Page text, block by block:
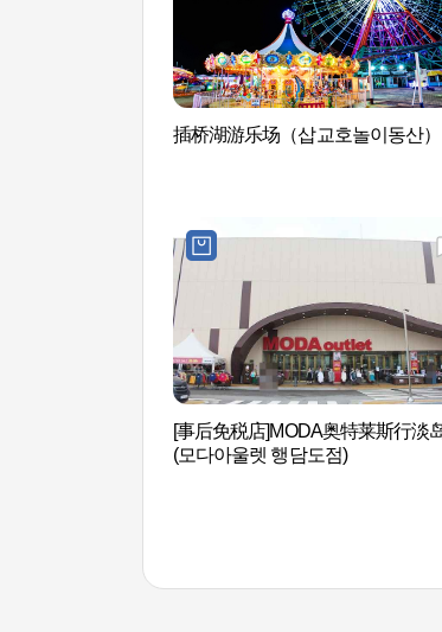
插桥湖游乐场（삽교호놀이동산）
[事后免税店]MODA奥特莱斯行淡
(모다아울렛 행담도점)